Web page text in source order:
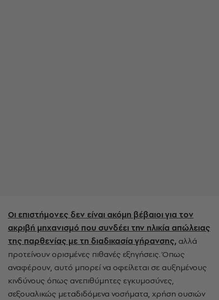
Οι επιστήμονες δεν είναι ακόμη βέβαιοι για τον
ακριβή μηχανισμό που συνδέει την ηλικία απώλειας
της παρθενίας με τη διαδικασία γήρανσης, αλλά
προτείνουν ορισμένες πιθανές εξηγήσεις. Όπως
αναφέρουν, αυτό μπορεί να οφείλεται σε αυξημένους
κινδύνους όπως ανεπιθύμητες εγκυμοσύνες,
σεξουαλικώς μεταδιδόμενα νοσήματα, χρήση ουσιών